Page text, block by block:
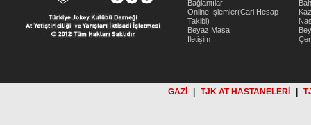
Bağlantılar
Online İşlemler(Cari Hesap
Takibi)
Beyaz Masa
İletişim
GAZİ TJK AT HASTANELERİ